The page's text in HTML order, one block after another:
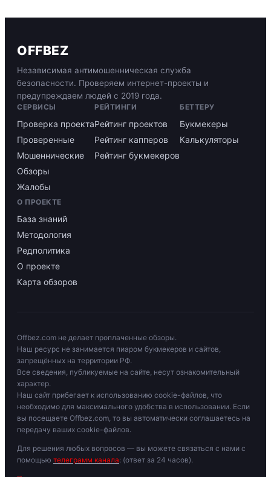
OFFBEZ
Независимая антимошенническая служба
безопасности. Проверяем интернет-проекты и
предупреждаем людей с 2019 года.
СЕРВИСЫ
Проверка проекта
Проверенные
Мошеннические
Обзоры
Жалобы
РЕЙТИНГИ
Рейтинг проектов
Рейтинг капперов
Рейтинг букмекеров
БЕТТЕРУ
Букмекеры
Калькуляторы
О ПРОЕКТЕ
База знаний
Методология
Редполитика
О проекте
Карта обзоров
Offbez.com не делает проплаченные обзоры.
Наш ресурс не занимается пиаром букмекеров и сайтов,
запрещённых на территории РФ.
Все сведения, публикуемые на сайте, несут ознакомительный
характер.
Наш сайт прибегает к использованию cookie-файлов, что
необходимо для максимального удобства в использовании. Если
вы посещаете Offbez.com, то вы автоматически соглашаетесь на
передачу ваших cookie-файлов.
Для решения любых вопросов — вы можете связаться с нами с
помощью телеграмм канала: (ответ за 24 часов).